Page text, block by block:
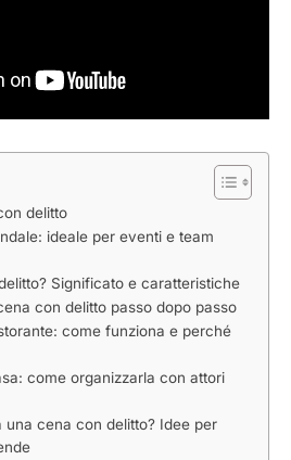
delitto
ideale per eventi e team
Significato e caratteristiche
con delitto passo dopo passo
come funziona e perché
come organizzarla con attori
una cena con delitto? Idee per